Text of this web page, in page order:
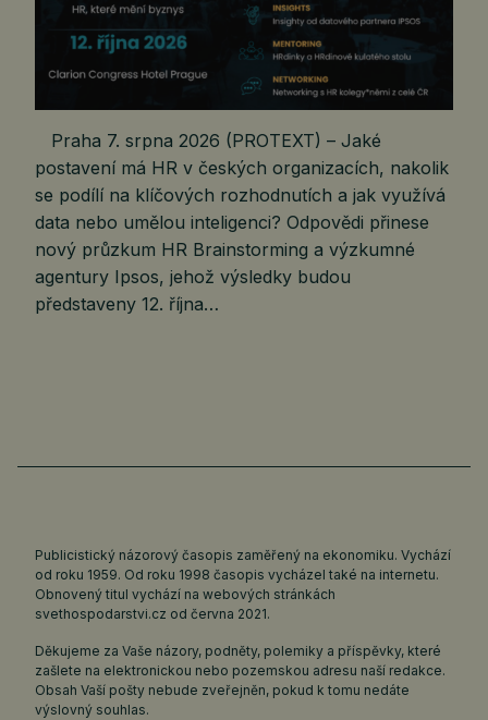
Praha 7. srpna 2026 (PROTEXT) – Jaké
postavení má HR v českých organizacích, nakolik
se podílí na klíčových rozhodnutích a jak využívá
data nebo umělou inteligenci? Odpovědi přinese
nový průzkum HR Brainstorming a výzkumné
agentury Ipsos, jehož výsledky budou
představeny 12. října…
Publicistický názorový časopis zaměřený na ekonomiku. Vychází
od roku 1959. Od roku 1998 časopis vycházel také na internetu.
Obnovený titul vychází na webových stránkách
svethospodarstvi.cz od června 2021.
Děkujeme za Vaše názory, podněty, polemiky a příspěvky, které
zašlete na elektronickou nebo pozemskou adresu naší redakce.
Obsah Vaší pošty nebude zveřejněn, pokud k tomu nedáte
výslovný souhlas.